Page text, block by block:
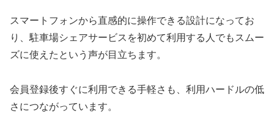
スマートフォンから直感的に操作できる設計になってお
り、駐車場シェアサービスを初めて利用する人でもスムー
ズに使えたという声が目立ちます。
会員登録後すぐに利用できる手軽さも、利用ハードルの低
さにつながっています。